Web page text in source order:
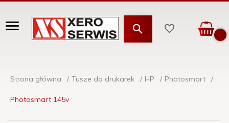
Strona główna Tusze do drukarek HP Photosmart
Photosmart 145v